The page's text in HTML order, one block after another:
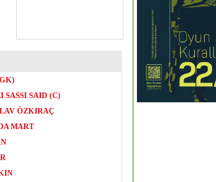
SASSI SAID (C)
ÖZKIRAÇ
MART